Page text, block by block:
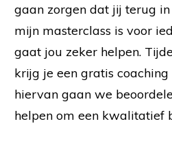
gaan zorgen dat jij terug
mijn masterclass is voor
gaat jou zeker helpen.
krijg je een gratis coaching
hiervan gaan we
helpen om een kwalitatief